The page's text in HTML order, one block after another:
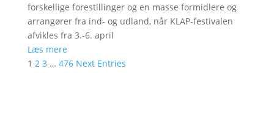
forskellige forestillinger og en masse formidlere og
arrangører fra ind- og udland, når KLAP-festivalen
afvikles fra 3.-6. april
Læs mere
1 2 3 … 476 Next Entries